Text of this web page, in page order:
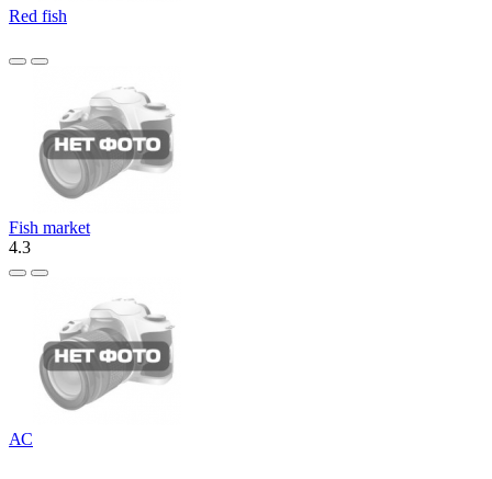
Red fish
Fish market
4.3
АС